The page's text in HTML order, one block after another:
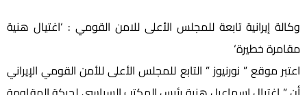
وكالة إيرانية تابعة للمجلس الأعلى للامن القومي : ‘اغتيال هنية
مقامرة خطيرة‘
اعتبر موقع ” نورنيوز ” التابع للمجلس الأعلى للأمن القومي الإيراني